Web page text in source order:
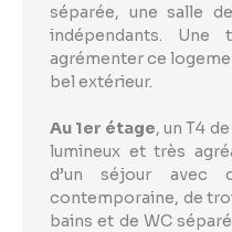
séparée, une salle
indépendants.
agrémenter ce
bel extérieur.
Au 1er étage, un T4
lumineux et très
d’un séjour avec
contemporaine, de
bains et de WC